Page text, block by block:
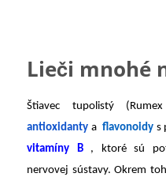
Lieči mnohé
Štiavec tupolistý
antioxidanty a flavonoidys
vitamíny B
, ktoré sú
nervovej sústavy. Okrem